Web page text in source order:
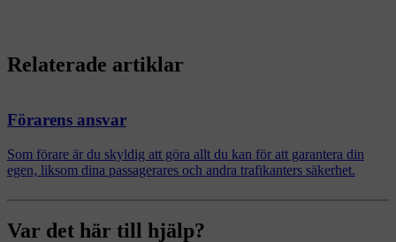
Relaterade artiklar
Förarens ansvar
Som förare är du skyldig att göra allt du kan för att garantera din
egen, liksom dina passagerares och andra trafikanters säkerhet.
Var det här till hjälp?